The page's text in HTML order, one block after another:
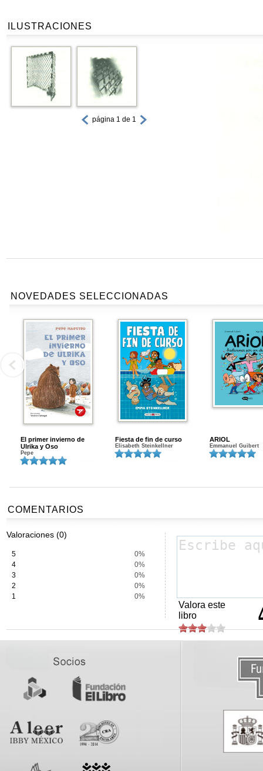
ILUSTRACIONES
página 1 de 1
NOVEDADES SELECCIONADAS
El primer invierno de
Ulrika y Oso
Pepe
Fiesta de fin de curso
Elisabeth Steinkellner
ARIOL
Emmanuel Guibert
COMENTARIOS
Valoraciones (0)
5
0%
4
0%
3
0%
2
0%
1
0%
Valora este
libro